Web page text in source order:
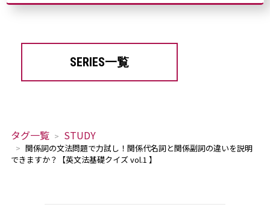
SERIES一覧
タグ一覧 STUDY
関係詞の文法問題で力試し！関係代名詞と関係副詞の違いを説明
できますか？【英文法基礎クイズ vol.1 】